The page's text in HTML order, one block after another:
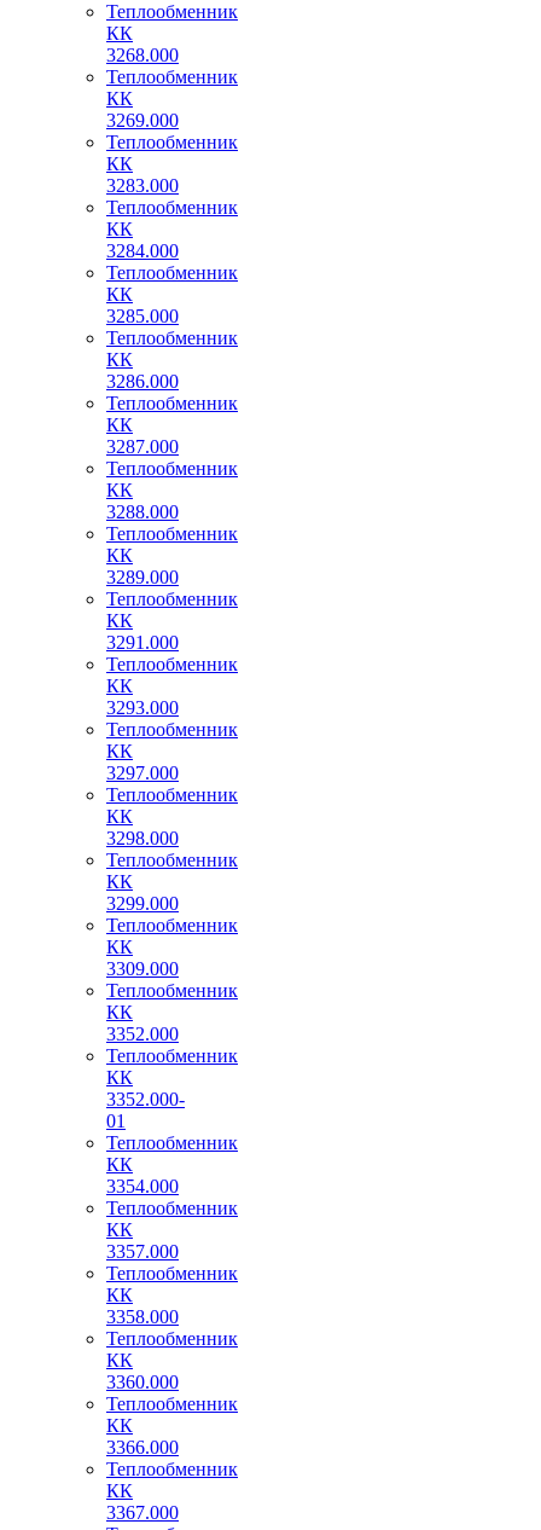
Теплообменник
КК
3268.000
Теплообменник
КК
3269.000
Теплообменник
КК
3283.000
Теплообменник
КК
3284.000
Теплообменник
КК
3285.000
Теплообменник
КК
3286.000
Теплообменник
КК
3287.000
Теплообменник
КК
3288.000
Теплообменник
КК
3289.000
Теплообменник
КК
3291.000
Теплообменник
КК
3293.000
Теплообменник
КК
3297.000
Теплообменник
КК
3298.000
Теплообменник
КК
3299.000
Теплообменник
КК
3309.000
Теплообменник
КК
3352.000
Теплообменник
КК
3352.000-
01
Теплообменник
КК
3354.000
Теплообменник
КК
3357.000
Теплообменник
КК
3358.000
Теплообменник
КК
3360.000
Теплообменник
КК
3366.000
Теплообменник
КК
3367.000